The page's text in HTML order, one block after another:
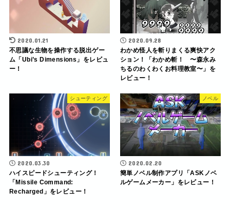
2020.01.21
不思議な生物を操作する脱出ゲー
ム「Ubi’s Dimensions」をレビュ
ー！
2020.09.28
わかめ怪人を斬りまくる爽快アク
ション！「わかめ斬！ 〜森永み
ちるのわくわくお料理教室〜」を
レビュー！
シューティング
2020.03.30
ハイスピードシューティング！
「Missile Command:
Recharged」をレビュー！
ノベル
2020.02.20
簡単ノベル制作アプリ「ASKノベ
ルゲームメーカー」をレビュー！